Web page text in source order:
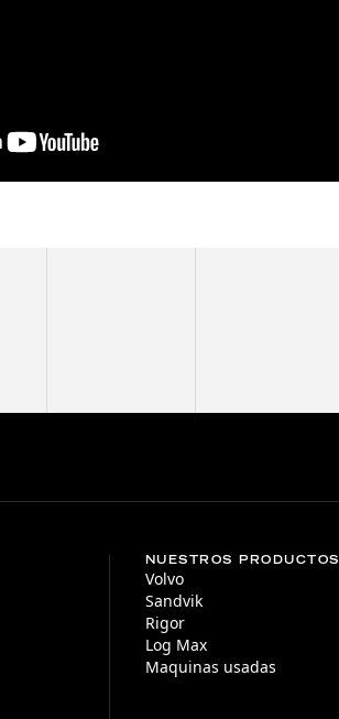
NUESTROS PRODUCTOS
Volvo
Sandvik
Rigor
Log Max
Maquinas usadas